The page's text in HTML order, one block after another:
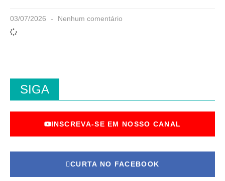
03/07/2026 Nenhum comentário
SIGA
INSCREVA-SE EM NOSSO CANAL
CURTA NO FACEBOOK